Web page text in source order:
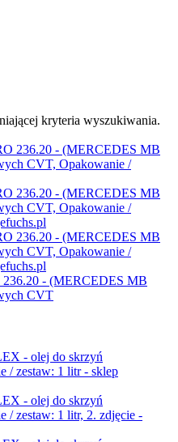
kryteria wyszukiwania.
- (MERCEDES MB
CVT